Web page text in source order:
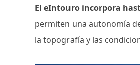
El eIntouro incorpora
permiten una autonomía
la topografía y las